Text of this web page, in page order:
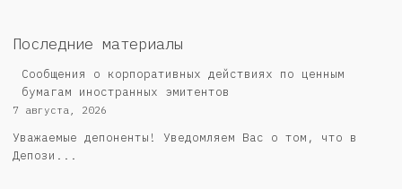
Последние материалы
Сообщения о корпоративных действиях по ценным
бумагам иностранных эмитентов
7 августа, 2026
Уважаемые депоненты! Уведомляем Вас о том, что в
Депози...